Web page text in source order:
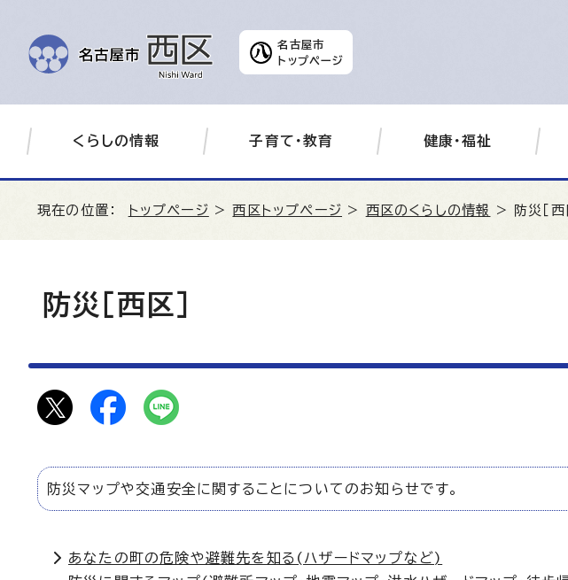
名古屋市
トップページ
くらしの情報 子育て・教育 健康・福祉
現在の位置： トップページ > 西区トップページ > 西区のくらしの情報 > 防災［西
防災［西区］
防災マップや交通安全に関することについてのお知らせです。
あなたの町の危険や避難先を知る(ハザードマップなど)